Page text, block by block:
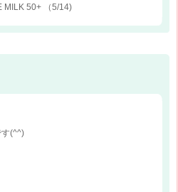
MILK 50+
（5/14)
す(^^)